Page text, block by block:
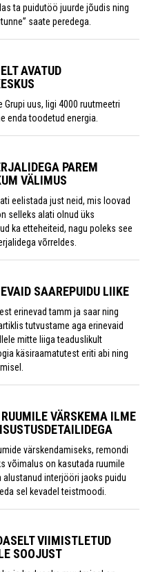
ta puidutöö juurde jõudis ning
saate peredega.
AVATUD
Grupi uus, ligi 4000 ruutmeetri
enda toodetud energia.
PAREM
VÄLIMUS
eelistada just neid, mis loovad
selleks alati olnud üks
ka etteheiteid, nagu poleks see
võrreldes.
SAAREPUIDU LIIKE
erinevad tamm ja saar ning
tutvustame aga erinevaid
mitte liiga teaduslikult
käsiraamatutest eriti abi ning
VÄRSKEMA ILME
värskendamiseks, remondi
võimalus on kasutada ruumile
alustanud interjööri jaoks puidu
sel kevadel teistmoodi.
VIIMISTLETUD
SOOJUST